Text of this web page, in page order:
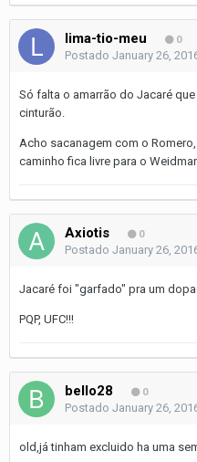
lima-tio-meu 0
Postado January 26,
Só falta o amarrão do Jacaré
cinturão.
Acho sacanagem com o
caminho fica livre para o
Axiotis 0
Postado January 26,
Jacaré foi "garfado" pra um
PQP, UFC!!!
bello28 0
Postado January 26,
old,já tinham excluido ha uma